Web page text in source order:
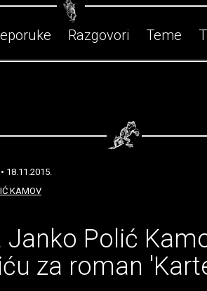
Razgovori Teme
• 18.11.2015.
KAMOV
Janko Polić
za roman